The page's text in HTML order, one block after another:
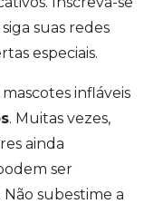
suas redes
especiais.
infláveis
. Muitas vezes,
ainda
ser
Não subestime a